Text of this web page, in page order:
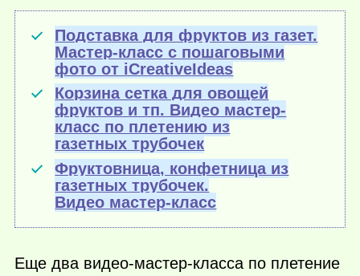
Подставка для фруктов из газет.
Мастер-класс с пошаговыми
фото от iCreativeIdeas
Корзина сетка для овощей
фруктов и тп. Видео мастер-
класс по плетению из
газетных трубочек
Фруктовница, конфетница из
газетных трубочек.
Видео мастер-класс
Еще два видео-мастер-класса по плетение